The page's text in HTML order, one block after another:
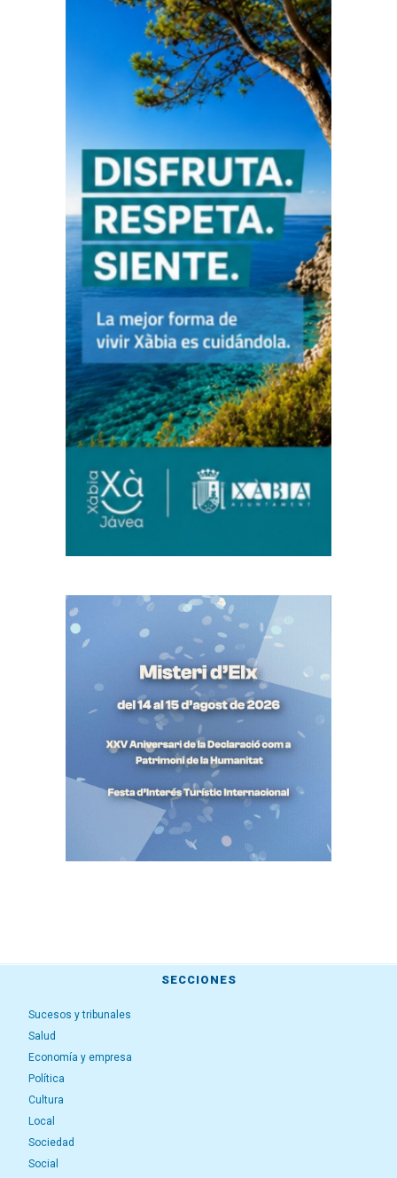
SECCIONES
Sucesos y tribunales
Salud
Economía y empresa
Política
Cultura
Local
Sociedad
Social